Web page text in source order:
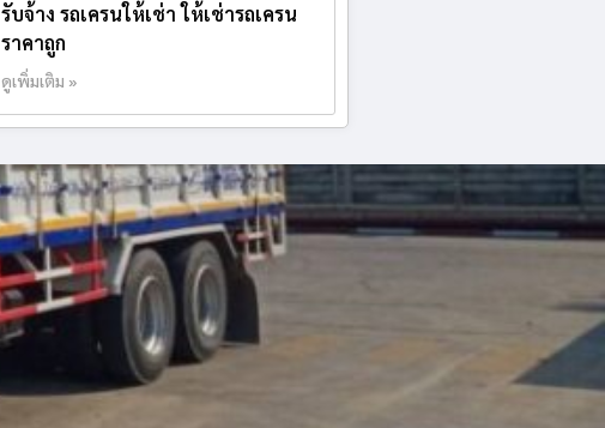
รับจ้าง รถเครนให้เช่า ให้เช่ารถเครน
ราคาถูก
ดูเพิ่มเติม »